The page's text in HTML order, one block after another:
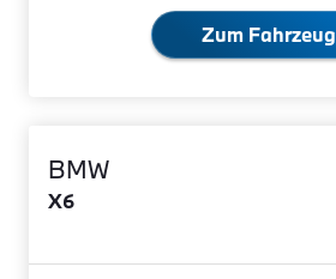
Zum Fahrzeug
BMW
X6